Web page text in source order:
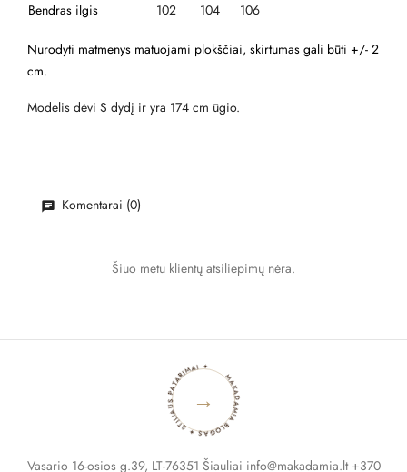
Bendras ilgis
102 104 106
Nurodyti matmenys matuojami plokščiai, skirtumas gali būti +/- 2
cm.
Modelis dėvi S dydį ir yra 174 cm ūgio.
Komentarai (0)
Šiuo metu klientų atsiliepimų nėra.
MAKADAMIA BLOGAS ✦ STILIAUS PATARIMAI ✦
→
Vasario 16-osios g.39, LT-76351 Šiauliai info@makadamia.lt +370